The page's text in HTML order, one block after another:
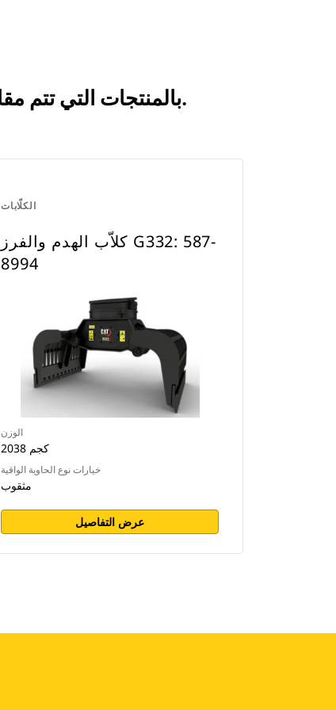
انظر كيف يقارن كلاّب الهدم والفرز G332: 587-8991 بالمنتجات التي تتم مقارنتها بشكل متكرر.
الكلّابات
كلاّب الهدم والفرز G332: 587-
8994
الوزن
2038 كجم
خيارات نوع الحاوية الواقية
مثقوب
عرض التفاصيل